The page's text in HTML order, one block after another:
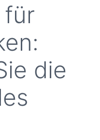
für
die